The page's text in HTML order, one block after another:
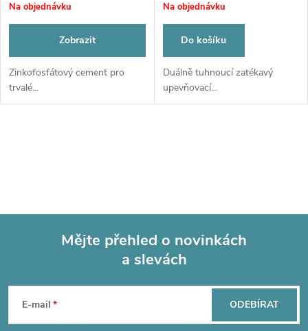
Na objednávku
Zobrazit
Zinkofosfátový cement pro
trvalé...
Na objednávku
Do košíku
Duálně tuhnoucí zatékavý
upevňovací...
a
Mějte přehled o novinkách
a slevách
E-mail ODEBÍRAT